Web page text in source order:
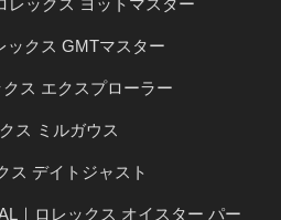
ックス GMTマスター
ス エクスプローラー
ス ミルガウス
ス デイトジャスト
｜ロレックス オイスター パー